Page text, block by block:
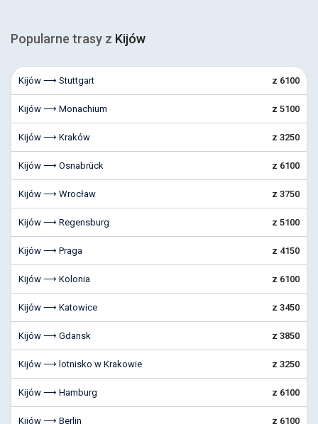
Popularne trasy z Kijów
Kijów ⟶ Stuttgart z 6100
Kijów ⟶ Monachium z 5100
Kijów ⟶ Kraków z 3250
Kijów ⟶ Osnabrück z 6100
Kijów ⟶ Wrocław z 3750
Kijów ⟶ Regensburg z 5100
Kijów ⟶ Praga z 4150
Kijów ⟶ Kolonia z 6100
Kijów ⟶ Katowice z 3450
Kijów ⟶ Gdansk z 3850
Kijów ⟶ lotnisko w Krakowie z 3250
Kijów ⟶ Hamburg z 6100
Kijów ⟶ Berlin z 6100